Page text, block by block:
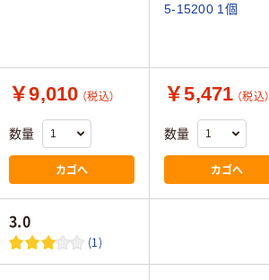
5-15200 1個
￥9,010 （税込）
数量
カゴへ
￥5,471 （税込）
数量
カゴへ
3.0
(1)